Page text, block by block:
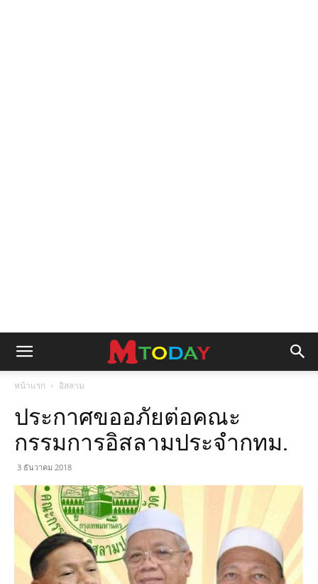
หน้าแรก อิสลาม
ประกาศขออภัยต่อคณะ
กรรมการอิสลามประจำกทม.
3 ธันวาคม 2018